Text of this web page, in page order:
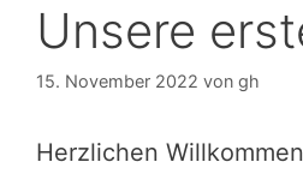
Unsere
15. November 2022 von gh
Herzlichen